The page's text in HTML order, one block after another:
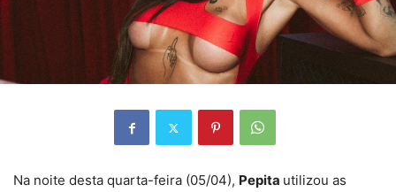
Na noite desta quarta-feira (05/04), Pepita utilizou as